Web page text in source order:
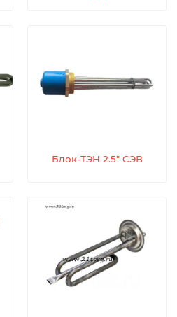
Блок-ТЭН 2.5" СЭВ